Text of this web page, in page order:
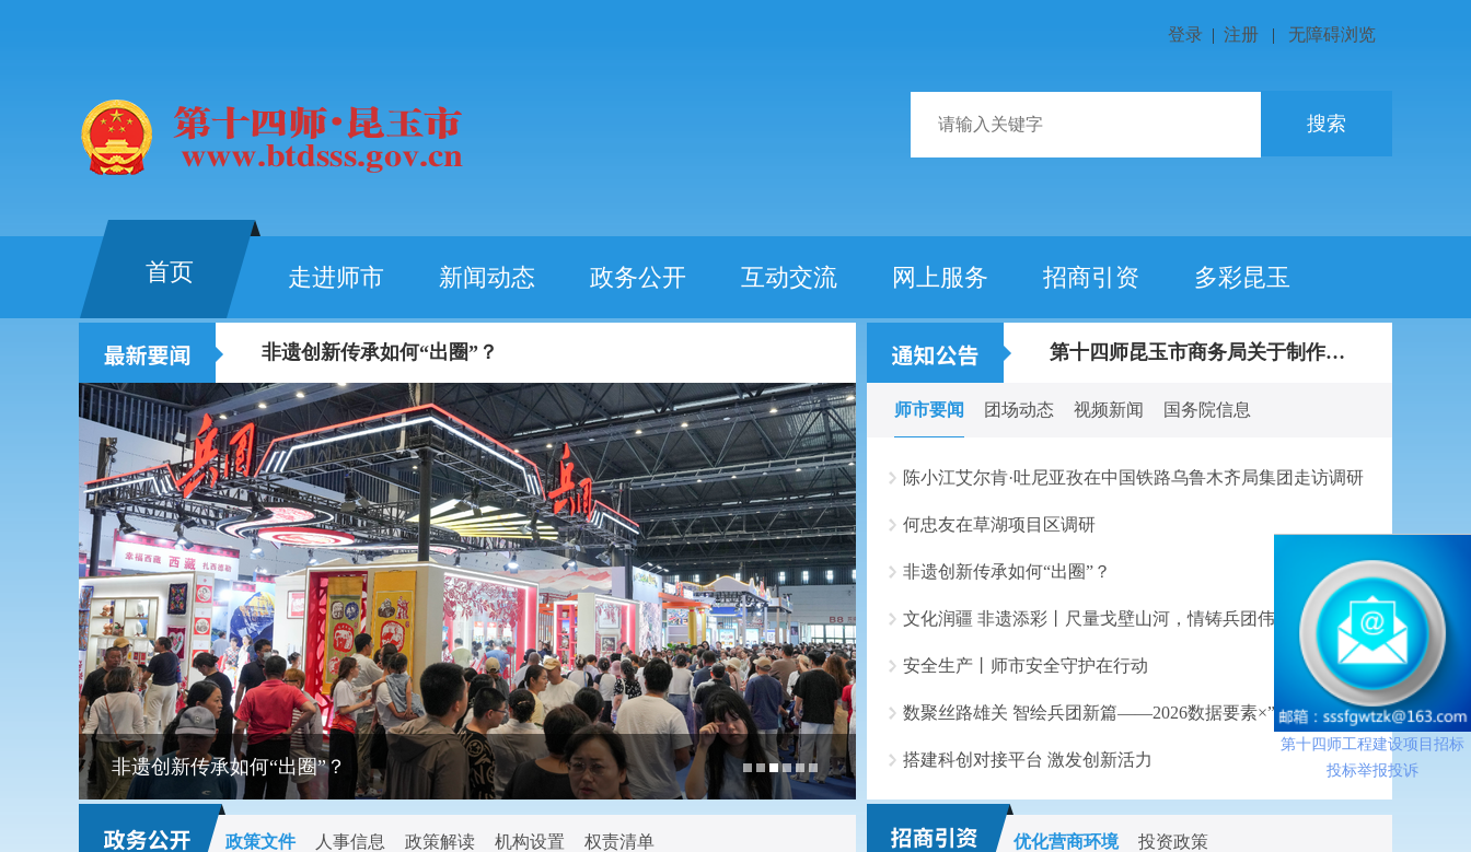
第十四师工程建设项目招标
投标举报投诉
登录 | 注册 | 无障碍浏览
搜索
首页 走进师市 新闻动态 政务公开 互动交流 网上服务 招商引资 多彩昆玉
陈小江艾尔肯·吐尼亚孜在中国铁路乌鲁木齐局集团走访...
非遗创新传承如何“出圈”？
非遗创新传承如何“出圈”？ 十届自治区党委第九轮巡视集中反馈会暨第十轮巡视动员部署...
关于2026年第十四师昆玉市事业单位面向师市...
师市要闻 团场动态 视频新闻 国务院信息
陈小江艾尔肯·吐尼亚孜在中国铁路乌鲁木齐局集团走访调研
何忠友在草湖项目区调研
非遗创新传承如何“出圈”？
文化润疆 非遗添彩丨尺量戈壁山河，情铸兵团伟业
安全生产丨师市安全守护在行动
数聚丝路雄关 智绘兵团新篇——2026数据要素×”大赛兵团分赛初赛即将鸣锣
搭建科创对接平台 激发创新活力
政策文件 人事信息 政策解读 机构设置 权责清单 优化营商环境 投资政策